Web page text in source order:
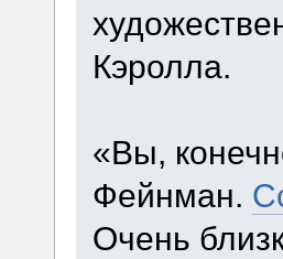
Кэролла.
«Вы,
Фейнман.
Очень